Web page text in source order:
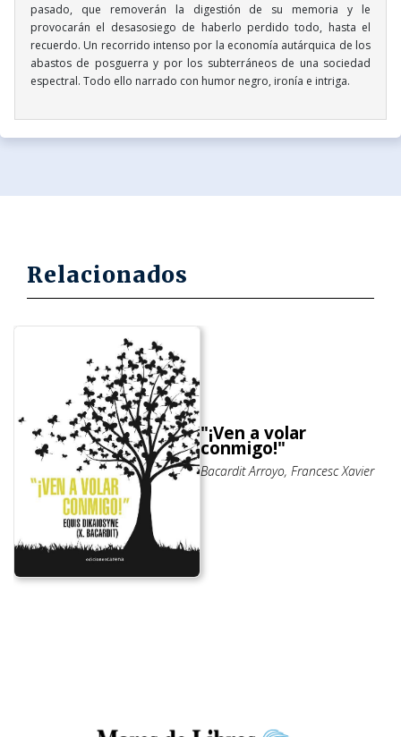
pasado, que removerán la digestión de su memoria y le
provocarán el desasosiego de haberlo perdido todo, hasta el
recuerdo. Un recorrido intenso por la economía autárquica de los
abastos de posguerra y por los subterráneos de una sociedad
espectral. Todo ello narrado con humor negro, ironía e intriga.
Relacionados
"¡Ven a volar
conmigo!"
Bacardit Arroyo, Francesc Xavier